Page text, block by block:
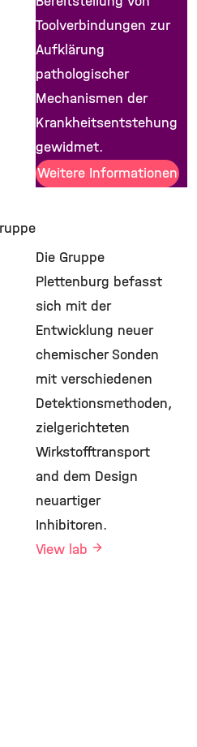
Toolverbindungen zur
Aufklärung
pathologischer
Mechanismen der
Krankheitsentstehung
gewidmet.
Weitere Informationen
Die Gruppe
Plettenburg befasst
sich mit der
Entwicklung neuer
chemischer Sonden
mit verschiedenen
Detektionsmethoden,
zielgerichteten
Wirkstofftransport
and dem Design
neuartiger
Inhibitoren.
View lab